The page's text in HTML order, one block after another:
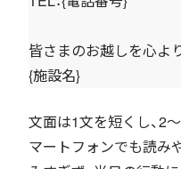
皆さまのお越しを心よ
{施設名}
文面は1文を短くし、2
マートフォンでも読み